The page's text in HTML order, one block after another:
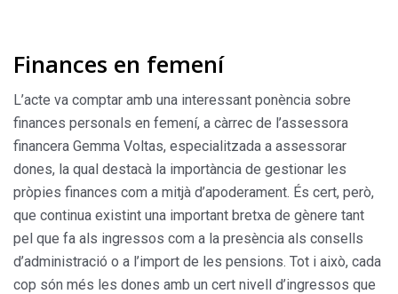
Finances en femení
L’acte va comptar amb una interessant ponència sobre
finances personals en femení, a càrrec de l’assessora
financera Gemma Voltas, especialitzada a assessorar
dones, la qual destacà la importància de gestionar les
pròpies finances com a mitjà d’apoderament. És cert, però,
que continua existint una important bretxa de gènere tant
pel que fa als ingressos com a la presència als consells
d’administració o a l’import de les pensions. Tot i això, cada
cop són més les dones amb un cert nivell d’ingressos que